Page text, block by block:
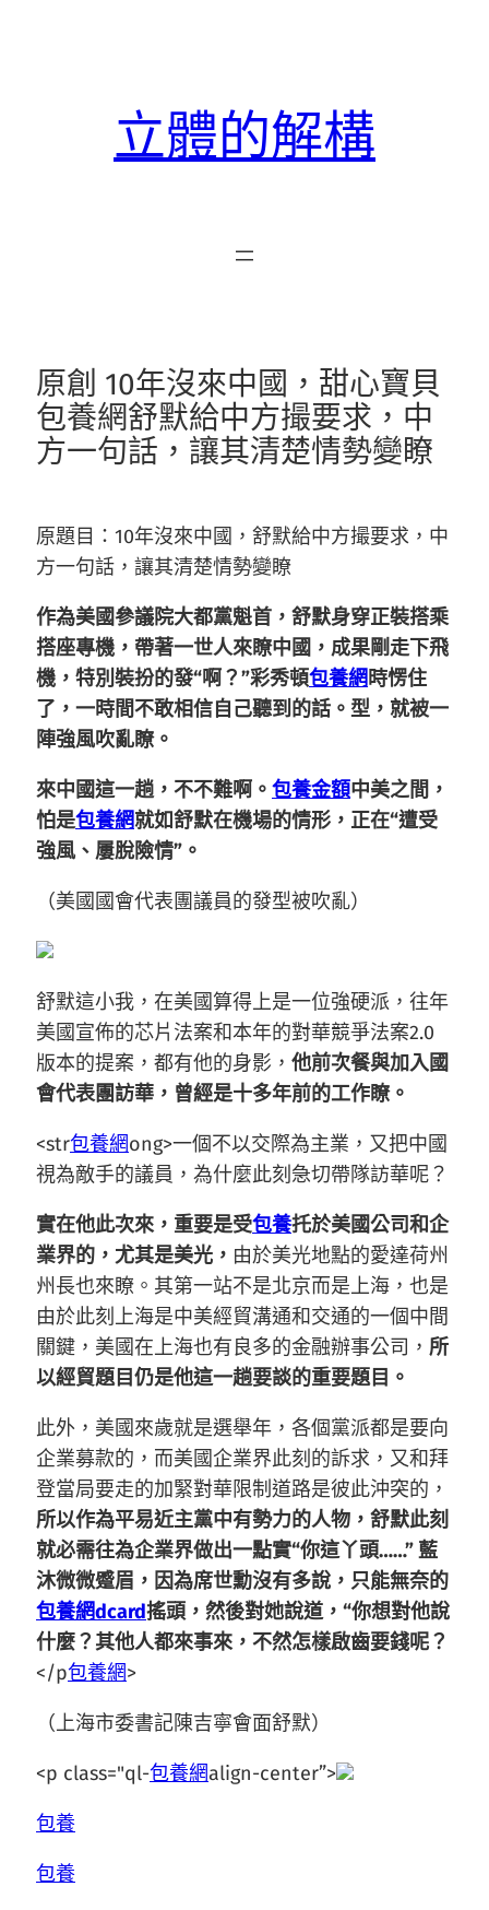
立體的解構
原創 10年沒來中國，甜心寶貝
包養網舒默給中方撮要求，中
方一句話，讓其清楚情勢變瞭
原題目：10年沒來中國，舒默給中方撮要求，中
方一句話，讓其清楚情勢變瞭
作為美國參議院大都黨魁首，舒默身穿正裝搭乘
搭座專機，帶著一世人來瞭中國，成果剛走下飛
機，特別裝扮的發“啊？”彩秀頓包養網時愣住
了，一時間不敢相信自己聽到的話。型，就被一
陣強風吹亂瞭。
來中國這一趟，不不難啊。 包養金額中美之間，
怕是包養網就如舒默在機場的情形，正在“遭受
強風、屢脫險情”。
（美國國會代表團議員的發型被吹亂）
舒默這小我，在美國算得上是一位強硬派，往年
美國宣佈的芯片法案和本年的對華競爭法案2.0
版本的提案，都有他的身影， 他前次餐與加入國
會代表團訪華，曾經是十多年前的工作瞭。
<str包養網ong>一個不以交際為主業，又把中國
視為敵手的議員，為什麼此刻急切帶隊訪華呢？
實在他此次來，重要是受包養托於美國公司和企
業界的，尤其是美光， 由於美光地點的愛達荷州
州長也來瞭。其第一站不是北京而是上海，也是
由於此刻上海是中美經貿溝通和交通的一個中間
關鍵，美國在上海也有良多的金融辦事公司， 所
以經貿題目仍是他這一趟要談的重要題目。
此外，美國來歲就是選舉年，各個黨派都是要向
企業募款的，而美國企業界此刻的訴求，又和拜
登當局要走的加緊對華限制道路是彼此沖突的，
所以作為平易近主黨中有勢力的人物，舒默此刻
就必需往為企業界做出一點實“你這丫頭……” 藍
沐微微蹙眉，因為席世勳沒有多說，只能無奈的
包養網dcard搖頭，然後對她說道，“你想對他說
什麼？其他人都來事來，不然怎樣啟齒要錢呢？
</p包養網>
（上海市委書記陳吉寧會面舒默）
<p class="ql-包養網align-center”>
包養
包養